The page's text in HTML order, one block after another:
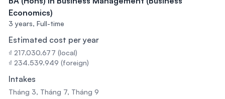
Economics)
3 years, Full-time
Estimated cost per year
₫ 217.030.677 (local)
₫ 234.539.949 (foreign)
Intakes
Tháng 3, Tháng 7, Tháng 9